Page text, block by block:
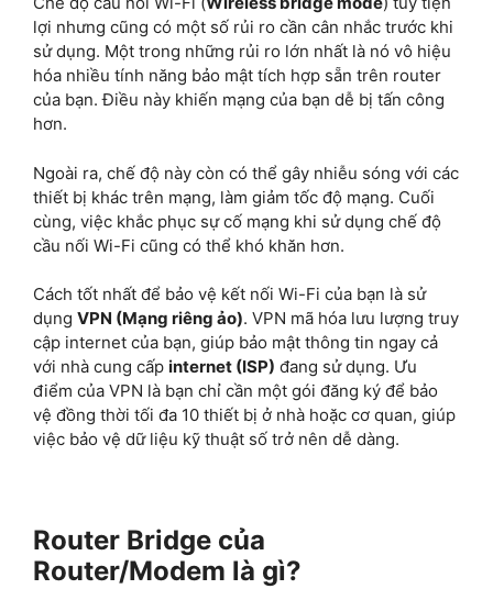
lợi nhưng cũng có một số rủi ro cần cân nhắc trước khi
sử dụng. Một trong những rủi ro lớn nhất là nó vô hiệu
hóa nhiều tính năng bảo mật tích hợp sẵn trên router
của bạn. Điều này khiến mạng của bạn dễ bị tấn công
hơn.
Ngoài ra, chế độ này còn có thể gây nhiễu sóng với các
thiết bị khác trên mạng, làm giảm tốc độ mạng. Cuối
cùng, việc khắc phục sự cố mạng khi sử dụng chế độ
cầu nối Wi-Fi cũng có thể khó khăn hơn.
Cách tốt nhất để bảo vệ kết nối Wi-Fi của bạn là sử
dụng VPN (Mạng riêng ảo). VPN mã hóa lưu lượng truy
cập internet của bạn, giúp bảo mật thông tin ngay cả
với nhà cung cấp internet (ISP) đang sử dụng. Ưu
điểm của VPN là bạn chỉ cần một gói đăng ký để bảo
vệ đồng thời tối đa 10 thiết bị ở nhà hoặc cơ quan, giúp
việc bảo vệ dữ liệu kỹ thuật số trở nên dễ dàng.
Router Bridge của
Router/Modem là gì?